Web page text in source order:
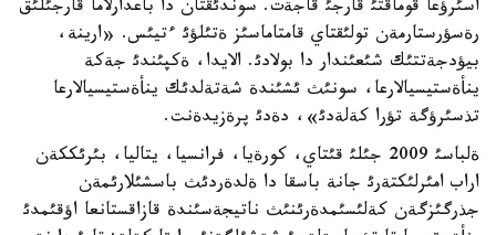
اسئرؤعا قوماقتئ قارجئ قاجةت. سوندئقتان دا باعدارلاما قارجئلئق
رةسؤرستارمةن تولئقتاي قامتاماسئز ةتئلؤئ ءتيئس. «ارينة،
بيؤدجةتتئك شئعئندار دا بولادئ. الايدا، ةكپئندئ جةكة
ينأةستيسيالارعا، سونئث ئشئندة شةتةلدئك ينأةستيسيالارعا
تذسئرؤگة تؤرا كةلةدئ»، دةدئ پرةزيدةنت.
ةلباسئ 2009 جئلئ قئتاي، كورةيا، فرانسيا، يتاليا، بئرئككةن
اراب امئرلئكتةرئ جانة باسقا دا ةلدةردئث باسشئلارئمةن
جذرگئزگةن كةلئسئمدةرئنئث ناتيجةسئندة قازاقستانعا اؤقئمدئ